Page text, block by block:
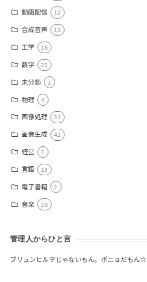
動画配信 12
合成音声 12
工学 16
数学 22
未分類 1
物理 4
画像処理 31
画像生成 42
経営 1
言語 13
電子書籍 2
音楽 20
管理人からひと言
ブリュンヒルデじゃないもん。ポニョだもん☆